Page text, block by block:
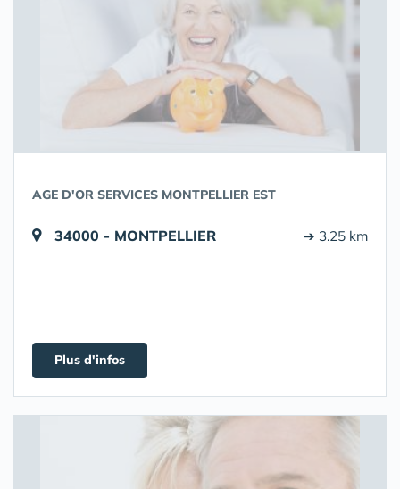
AGE D'OR SERVICES MONTPELLIER EST
34000 - MONTPELLIER ➔ 3.25 km
Plus d'infos